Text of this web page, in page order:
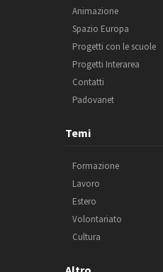
Animazione
Spazio Europa
Progetti con le scuole
Progetti Interarea
Contatti
Padovanet
Temi
Formazione
Lavoro
Estero
Volontariato
Cultura